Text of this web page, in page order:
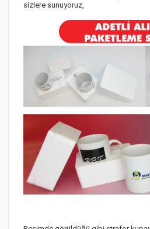
sizlere sunuyoruz,